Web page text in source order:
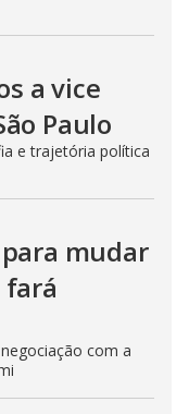
a vice
Paulo
e trajetória política
mudar
com a